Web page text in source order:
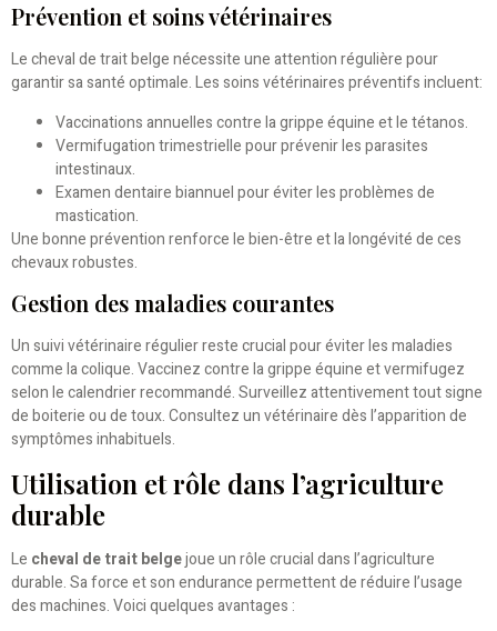
Prévention et soins vétérinaires
Le cheval de trait belge nécessite une attention régulière pour
garantir sa santé optimale. Les soins vétérinaires préventifs incluent:
Vaccinations annuelles contre la grippe équine et le tétanos.
Vermifugation trimestrielle pour prévenir les parasites
intestinaux.
Examen dentaire biannuel pour éviter les problèmes de
mastication.
Une bonne prévention renforce le bien-être et la longévité de ces
chevaux robustes.
Gestion des maladies courantes
Un suivi vétérinaire régulier reste crucial pour éviter les maladies
comme la colique. Vaccinez contre la grippe équine et vermifugez
selon le calendrier recommandé. Surveillez attentivement tout signe
de boiterie ou de toux. Consultez un vétérinaire dès l’apparition de
symptômes inhabituels.
Utilisation et rôle dans l’agriculture
durable
Le cheval de trait belgejoue un rôle crucial dans l’agriculture
durable. Sa force et son endurance permettent de réduire l’usage
des machines. Voici quelques avantages :